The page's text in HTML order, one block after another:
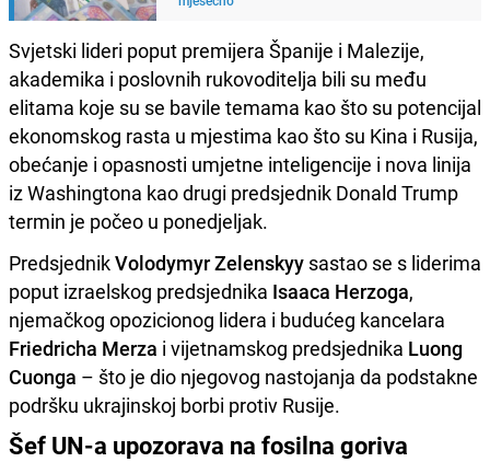
Svjetski lideri poput premijera Španije i Malezije,
akademika i poslovnih rukovoditelja bili su među
elitama koje su se bavile temama kao što su potencijal
ekonomskog rasta u mjestima kao što su Kina i Rusija,
obećanje i opasnosti umjetne inteligencije i nova linija
iz Washingtona kao drugi predsjednik Donald Trump
termin je počeo u ponedjeljak.
PredsjednikVolodymyr Zelenskyy sastao se s liderima
poput izraelskog predsjednika Isaaca Herzoga,
njemačkog opozicionog lidera i budućeg kancelara
Friedricha Merza i vijetnamskog predsjednika Luong
Cuonga – što je dio njegovog nastojanja da podstakne
podršku ukrajinskoj borbi protiv Rusije.
Šef UN-a upozorava na fosilna goriva